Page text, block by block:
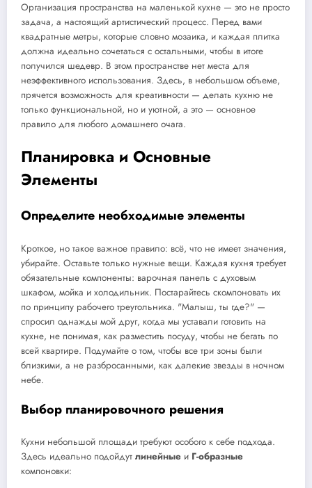
Организация пространства на маленькой кухне — это не просто
задача, а настоящий артистический процесс. Перед вами
квадратные метры, которые словно мозаика, и каждая плитка
должна идеально сочетаться с остальными, чтобы в итоге
получился шедевр. В этом пространстве нет места для
неэффективного использования. Здесь, в небольшом объеме,
прячется возможность для креативности — делать кухню не
только функциональной, но и уютной, а это — основное
правило для любого домашнего очага.
Планировка и Основные
Элементы
Определите необходимые элементы
Кроткое, но такое важное правило: всё, что не имеет значения,
убирайте. Оставьте только нужные вещи. Каждая кухня требует
обязательные компоненты: варочная панель с духовым
шкафом, мойка и холодильник. Постарайтесь скомпоновать их
по принципу рабочего треугольника. "Малыш, ты где?" —
спросил однажды мой друг, когда мы уставали готовить на
кухне, не понимая, как разместить посуду, чтобы не бегать по
всей квартире. Подумайте о том, чтобы все три зоны были
близкими, а не разбросанными, как далекие звезды в ночном
небе.
Выбор планировочного решения
Кухни небольшой площади требуют особого к себе подхода.
Здесь идеально подойдут линейные и Г-образные
компоновки: